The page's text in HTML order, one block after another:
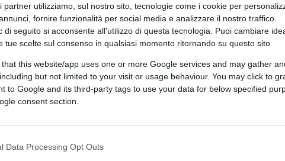
partner utilizziamo, sul nostro sito, tecnologie come i cookie per
fornire funzionalità per social media e analizzare il nostro traffico.
di seguito si acconsente all'utilizzo di questa tecnologia. Puoi cambiare
tue scelte sul consenso in qualsiasi momento ritornando su questo sito
that this website/app uses one or more Google services and may gather
but not limited to your visit or usage behaviour. You may click to
to Google and its third-party tags to use your data for below specified
consent section.
Data Processing Opt Outs
immaginato di dover affrontare un
attraversando in questo momento. Chi
carestie, o difenderci
Nessuno. Eppure la storia parla chiaro.
la prima guerra mondiale, e i
bisavoli le guerre di Indipendenza, i